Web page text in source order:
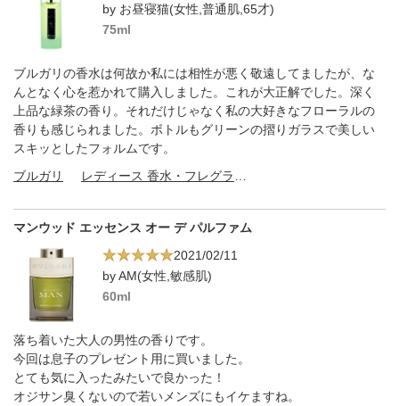
by お昼寝猫(女性,普通肌,65才)
75ml
ブルガリの香水は何故か私には相性が悪く敬遠してましたが、な
んとなく心を惹かれて購入しました。これが大正解でした。深く
上品な緑茶の香り。それだけじゃなく私の大好きなフローラルの
香りも感じられました。ボトルもグリーンの摺りガラスで美しい
スキッとしたフォルムです。
ブルガリ
マンウッド エッセンス オー デ パルファム
2021/02/11
by AM(女性,敏感肌)
60ml
落ち着いた大人の男性の香りです。
今回は息子のプレゼント用に買いました。
とても気に入ったみたいで良かった！
オジサン臭くないので若いメンズにもイケますね。